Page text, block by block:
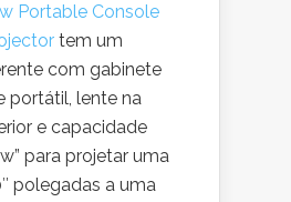
Portable Console
tem um
com gabinete
portátil, lente na
e capacidade
para projetar uma
polegadas a uma